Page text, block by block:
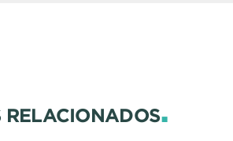
RELACIONADOS.